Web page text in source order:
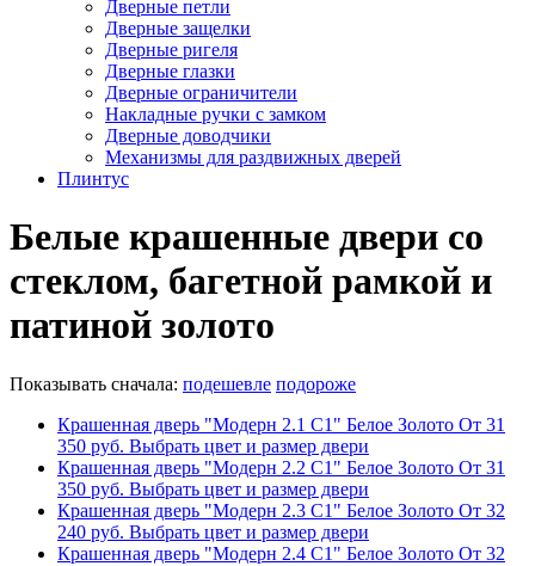
Дверные петли
Дверные защелки
Дверные ригеля
Дверные глазки
Дверные ограничители
Накладные ручки с замком
Дверные доводчики
Механизмы для раздвижных дверей
Плинтус
Белые крашенные двери со
стеклом, багетной рамкой и
патиной золото
Показывать сначала: подешевле подороже
Крашенная дверь "Модерн 2.1 С1" Белое Золото От 31
350 руб. Выбрать цвет и размер двери
Крашенная дверь "Модерн 2.2 С1" Белое Золото От 31
350 руб. Выбрать цвет и размер двери
Крашенная дверь "Модерн 2.3 С1" Белое Золото От 32
240 руб. Выбрать цвет и размер двери
Крашенная дверь "Модерн 2.4 С1" Белое Золото От 32